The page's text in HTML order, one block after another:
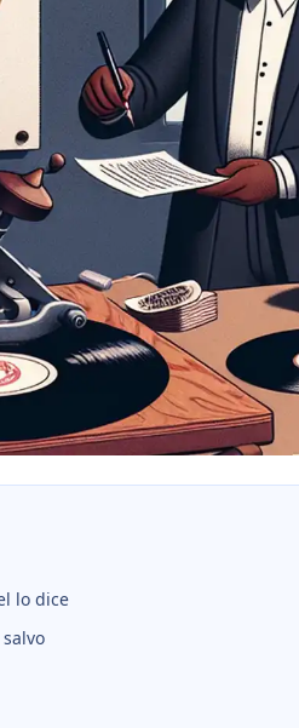
lo dice